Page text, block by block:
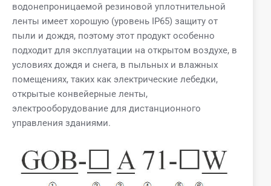
водонепроницаемой резиновой уплотнительной
ленты имеет хорошую (уровень IP65) защиту от
пыли и дождя, поэтому этот продукт особенно
подходит для эксплуатации на открытом воздухе, в
условиях дождя и снега, в пыльных и влажных
помещениях, таких как электрические лебедки,
открытые конвейерные ленты,
электрооборудование для дистанционного
управления зданиями.